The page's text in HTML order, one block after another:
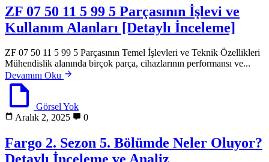
ZF 07 50 11 5 99 5 Parçasının İşlevi ve
Kullanım Alanları [Detaylı İnceleme]
ZF 07 50 11 5 99 5 Parçasının Temel İşlevleri ve Teknik Özellikleri
Mühendislik alanında birçok parça, cihazlarının performansı ve...
Devamını Oku
Görsel Yok
Aralık 2, 2025
0
Fargo 2. Sezon 5. Bölümde Neler Oluyor?